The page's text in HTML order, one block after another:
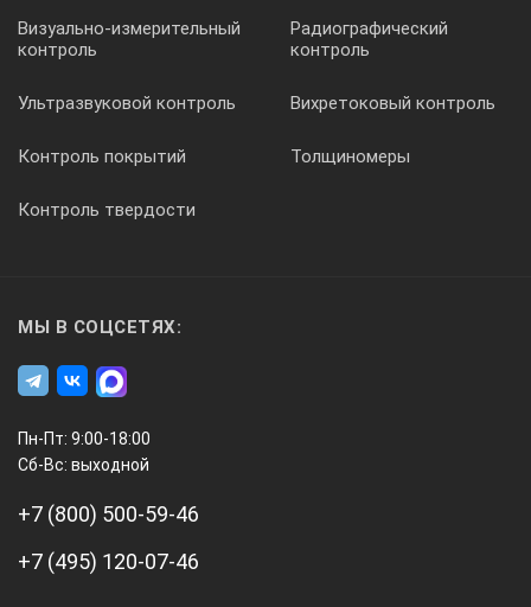
Паспорт
1шт.
3
Сертификат о калибровке
Визуально-измерительный
контроль
Радиографический
контроль
Ультразвуковой контроль Вихретоковый контроль
Контроль покрытий Толщиномеры
Контроль твердости
МЫ В СОЦСЕТЯХ:
Пн-Пт: 9:00-18:00
Сб-Вс: выходной
+7 (800) 500-59-46
+7 (495) 120-07-46